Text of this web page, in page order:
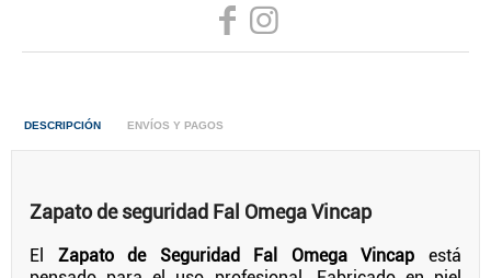
DESCRIPCIÓN ENVÍOS Y PAGOS
Zapato de seguridad Fal Omega Vincap
El Zapato de Seguridad Fal Omega Vincap está